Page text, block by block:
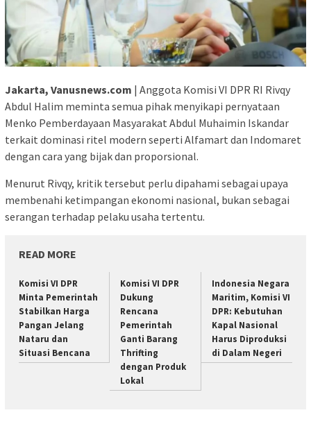
Jakarta, Vanusnews.com | Anggota Komisi VI DPR RI Rivqy
Abdul Halim meminta semua pihak menyikapi pernyataan
Menko Pemberdayaan Masyarakat Abdul Muhaimin Iskandar
terkait dominasi ritel modern seperti Alfamart dan Indomaret
dengan cara yang bijak dan proporsional.
Menurut Rivqy, kritik tersebut perlu dipahami sebagai upaya
membenahi ketimpangan ekonomi nasional, bukan sebagai
serangan terhadap pelaku usaha tertentu.
READ MORE
Komisi VI DPR
Minta Pemerintah
Stabilkan Harga
Pangan Jelang
Nataru dan
Situasi Bencana
Komisi VI DPR
Dukung
Rencana
Pemerintah
Ganti Barang
Thrifting
dengan Produk
Lokal
Indonesia Negara
Maritim, Komisi VI
DPR: Kebutuhan
Kapal Nasional
Harus Diproduksi
di Dalam Negeri